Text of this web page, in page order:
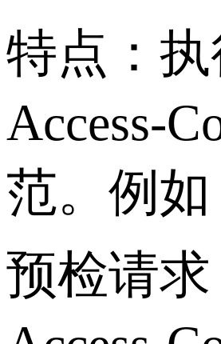
特点：
Access-
范。例
预检请